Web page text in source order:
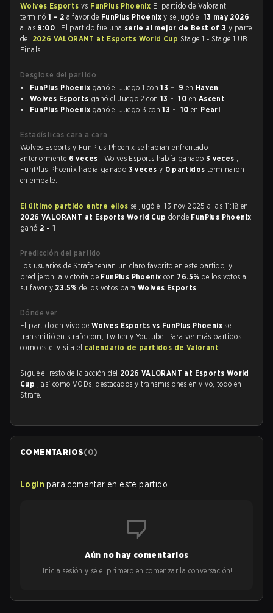
Wolves Esports vs FunPlus Phoenix El partido de Valorant
terminó1 - 2 a favor de FunPlus Phoenixy se jugó el 13 may 2026
a las 9:00 . El partido fue una serie al mejor de Best of 3y parte
del 2026 VALORANT at Esports World Cup Stage 1 - Stage 1 UB
Finals.
Desglose del partido
FunPlus Phoenix ganó el Juego 1 con13 - 9 en Haven
Wolves Esports ganó el Juego 2 con13 - 10 en Ascent
FunPlus Phoenix ganó el Juego 3 con13 - 10 en Pearl
Estadísticas cara a cara
Wolves Esports y FunPlus Phoenix se habían enfrentado
anteriormente 6 veces . Wolves Esports había ganado 3 veces ,
FunPlus Phoenix había ganado 3 veces y 0 partidosterminaron
en empate.
El último partido entre ellos se jugó el 13 nov 2025 a las 11:18 en
2026 VALORANT at Esports World Cup donde FunPlus Phoenix
ganó 2 - 1 .
Predicción del partido
Los usuarios de Strafe tenían un claro favorito en este partido, y
predijeron la victoria de FunPlus Phoenix con 76.5% de los votos a
su favor y 23.5% de los votos paraWolves Esports .
Dónde ver
El partido en vivo de Wolves Esports vs FunPlus Phoenix se
transmitió en strafe.com, Twitch y Youtube. Para ver más partidos
como este, visita el calendario de partidos de Valorant .
Sigue el resto de la acción del 2026 VALORANT at Esports World
Cup , así como VODs, destacados y transmisiones en vivo, todo en
Strafe.
COMENTARIOS(0)
Login para comentar en este partido
Aún no hay comentarios
¡Inicia sesión y sé el primero en comenzar la conversación!